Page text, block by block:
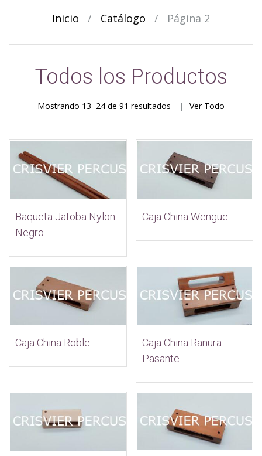
Inicio / Catálogo / Página 2
Todos los Productos
Mostrando 13–24 de 91 resultados Ordenado
últimos
Ver Todo
Baqueta Jatoba Nylon
Negro
Caja China Wengue
Caja China Roble
Caja China Ranura
Pasante